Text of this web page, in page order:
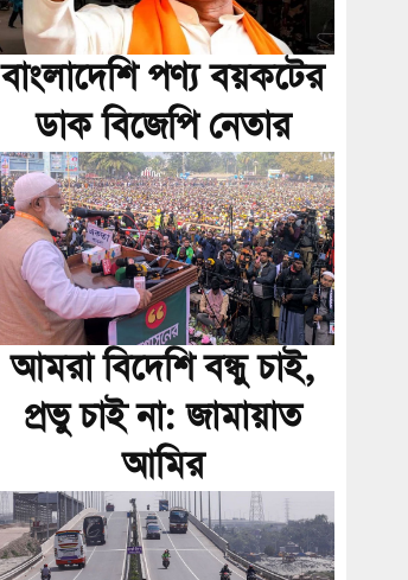
বাংলাদেশি পণ্য বয়কটের
ডাক বিজেপি নেতার
আমরা বিদেশি বন্ধু চাই,
প্রভু চাই না: জামায়াত
আমির